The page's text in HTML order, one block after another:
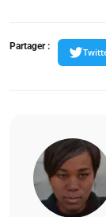
Partager :